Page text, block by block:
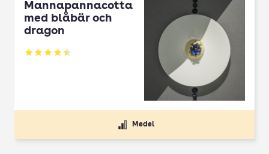
Mannapannacotta
med blåbär och
dragon
Betyg: 4.5 av 5
Medel